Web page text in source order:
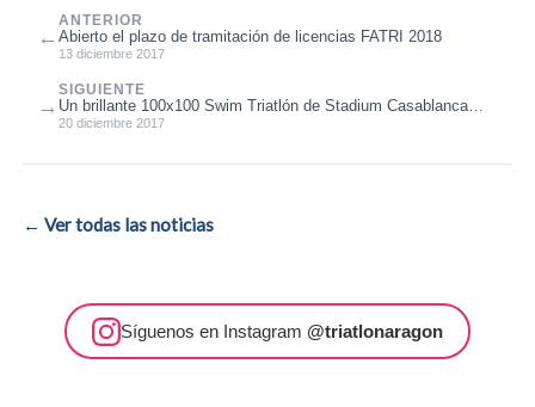
←
ANTERIOR
Abierto el plazo de tramitación de licencias FATRI 2018
13 diciembre 2017
SIGUIENTE
Un brillante 100x100 Swim Triatlón de Stadium Casablanca
cierra la temporada
20 diciembre 2017
→
← Ver todas las noticias
Síguenos en Instagram @triatlonaragon